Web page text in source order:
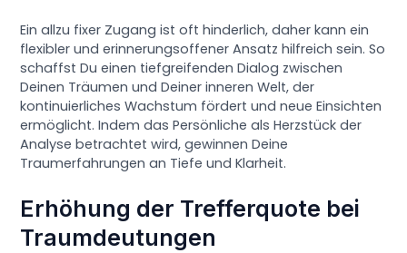
Ein allzu fixer Zugang ist oft hinderlich, daher kann ein
flexibler und erinnerungsoffener Ansatz hilfreich sein. So
schaffst Du einen tiefgreifenden Dialog zwischen
Deinen Träumen und Deiner inneren Welt, der
kontinuierliches Wachstum fördert und neue Einsichten
ermöglicht. Indem das Persönliche als Herzstück der
Analyse betrachtet wird, gewinnen Deine
Traumerfahrungen an Tiefe und Klarheit.
Erhöhung der Trefferquote bei
Traumdeutungen